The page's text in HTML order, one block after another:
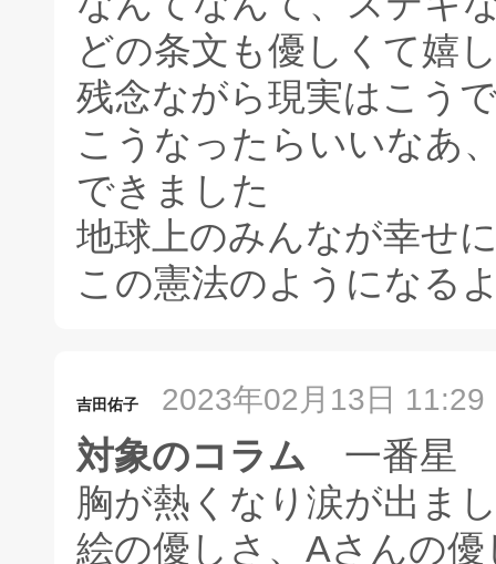
どの条文も優しくて嬉
残念ながら現実はこう
こうなったらいいなあ
できました
地球上のみんなが幸せ
この憲法のようになる
吉田佑子 2023年02月13日 11:29
対象のコラム 一番星
胸が熱くなり涙が出ま
絵の優しさ、Aさんの